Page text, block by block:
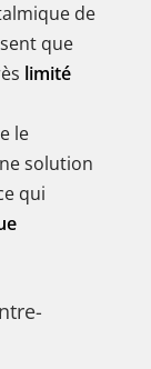
de
que
limité
le
solution
qui